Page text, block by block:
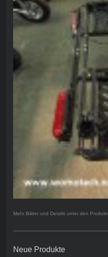
Mehr Bilder und Details unter den Produkt
Neue Produkte